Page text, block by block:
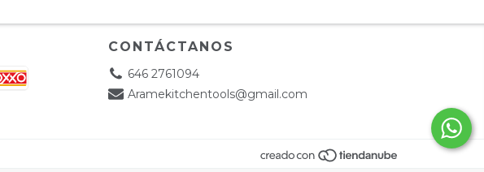
CONTÁCTANOS
646 2761094
Aramekitchentools@gmail.com